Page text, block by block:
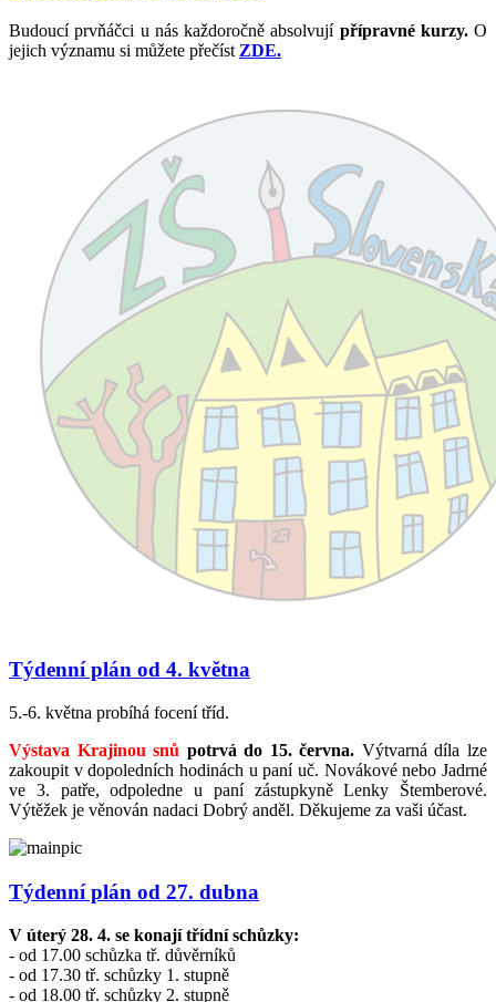
Budoucí prvňáčci u nás každoročně absolvují přípravné kurzy.O
jejich významu si můžete přečíst ZDE.
Týdenní plán od 4. května
5.-6. května probíhá focení tříd.
Výstava Krajinou snů potrvá do 15. června. Výtvarná díla lze
zakoupit v dopoledních hodinách u paní uč. Novákové nebo Jadrné
ve 3. patře, odpoledne u paní zástupkyně Lenky Štemberové.
Výtěžek je věnován nadaci Dobrý anděl. Děkujeme za vaši účast.
Týdenní plán od 27. dubna
V úterý 28. 4. se konají třídní schůzky:
- od 17.00 schůzka tř. důvěrníků
- od 17.30 tř. schůzky 1. stupně
- od 18.00 tř. schůzky 2. stupně